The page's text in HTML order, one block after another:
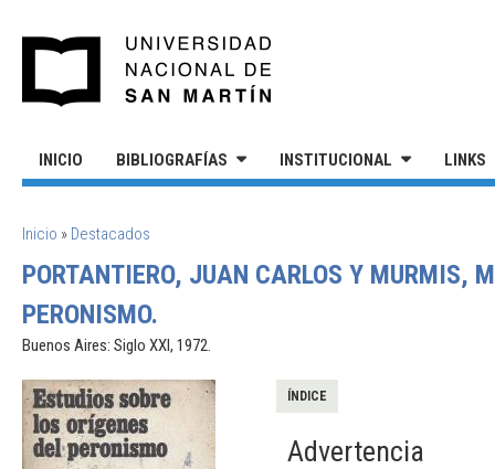
INICIO BIBLIOGRAFÍAS INSTITUCIONAL LINKS
SE ENCUENTRA USTED AQUÍ
Inicio » Destacados
PORTANTIERO, JUAN CARLOS Y MURMIS,
PERONISMO.
Buenos Aires: Siglo XXI, 1972.
ÍNDICE
Advertencia